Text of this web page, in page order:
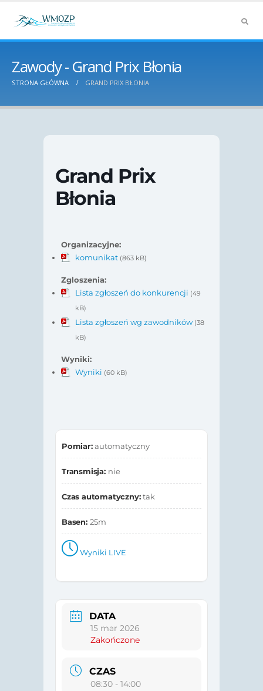
Zawody - Grand Prix Błonia
STRONA GŁÓWNA GRAND PRIX BŁONIA
Grand Prix
Błonia
Organizacyjne:
komunikat (863 kB)
Zgloszenia:
Lista zgłoszeń do konkurencji (49
kB)
Lista zgłoszeń wg zawodników (38
kB)
Wyniki:
Wyniki (60 kB)
Pomiar:automatyczny
Transmisja: nie
Czas automatyczny:tak
Basen: 25m
Wyniki LIVE
DATA
15 mar 2026
Zakończone
CZAS
08:30 - 14:00